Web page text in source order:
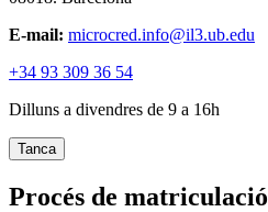
E-mail: microcred.info@il3.ub.edu
+34 93 309 36 54
Dilluns a divendres de 9 a 16h
Tanca
Procés de matriculació